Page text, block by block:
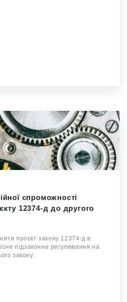
спроможності
12374-д до другого
проєкт закону 12374-д в
підзаконне регулювання на
закону.